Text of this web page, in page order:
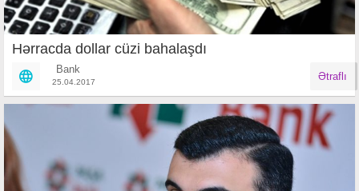
Hərracda dollar cüzi bahalaşdı
Bank
25.04.2017 Ətraflı